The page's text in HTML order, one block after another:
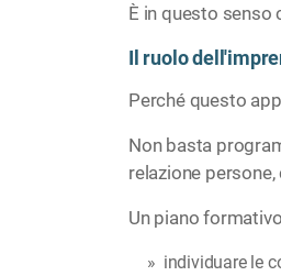
È in questo senso
Il ruolo
Perché questo
Non basta
relazione
Un piano
individuare le